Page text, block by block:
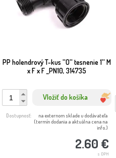
PP holendrový T-kus ''O'' tesnenie 1'' M
x F x F _PN10, 314735
Vložiť do košíka
2.60 €
s DPH
Dostupnosť:
na externom sklade u dodávateľa
(termín dodania a aktuálna cena na
info.)